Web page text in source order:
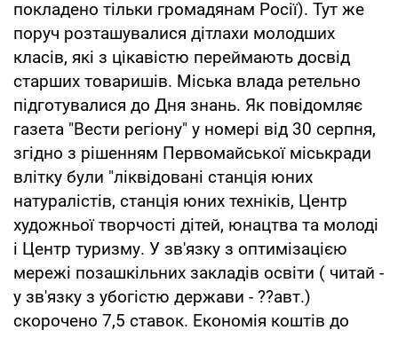
покладено тільки громадянам Росії). Тут же
поруч розташувалися дітлахи молодших
класів, які з цікавістю переймають досвід
старших товаришів. Міська влада ретельно
підготувалися до Дня знань. Як повідомляє
газета "Вести регіону" у номері від 30 серпня,
згідно з рішенням Первомайської міськради
влітку були "ліквідовані станція юних
натуралістів, станція юних техніків, Центр
художньої творчості дітей, юнацтва та молоді
і Центр туризму. У зв'язку з оптимізацією
мережі позашкільних закладів освіти ( читай -
у зв'язку з убогістю держави - ??авт.)
скорочено 7,5 ставок. Економія коштів до